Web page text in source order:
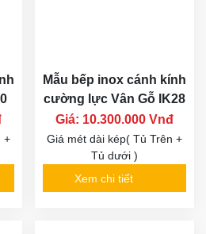
+
Mẫu bếp inox cánh kính
cường lực Vân Gỗ IK28
Giá: 10.300.000 Vnđ
Giá mét dài kép( Tủ Trên +
Tủ dưới )
Xem chi tiết